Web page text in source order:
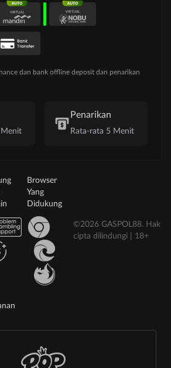
dan bank offline deposit dan penarikan
Menit
Penarikan
Rata-rata 5 Menit
Browser
Yang
Didukung
©2026 GASPOL88. Hak
cipta dilindungi | 18+